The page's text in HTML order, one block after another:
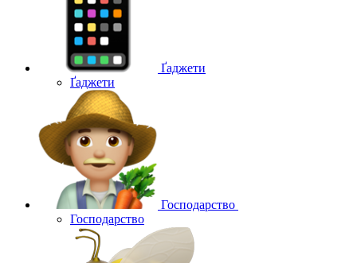
Ґаджети
Ґаджети
Господарство
Господарство